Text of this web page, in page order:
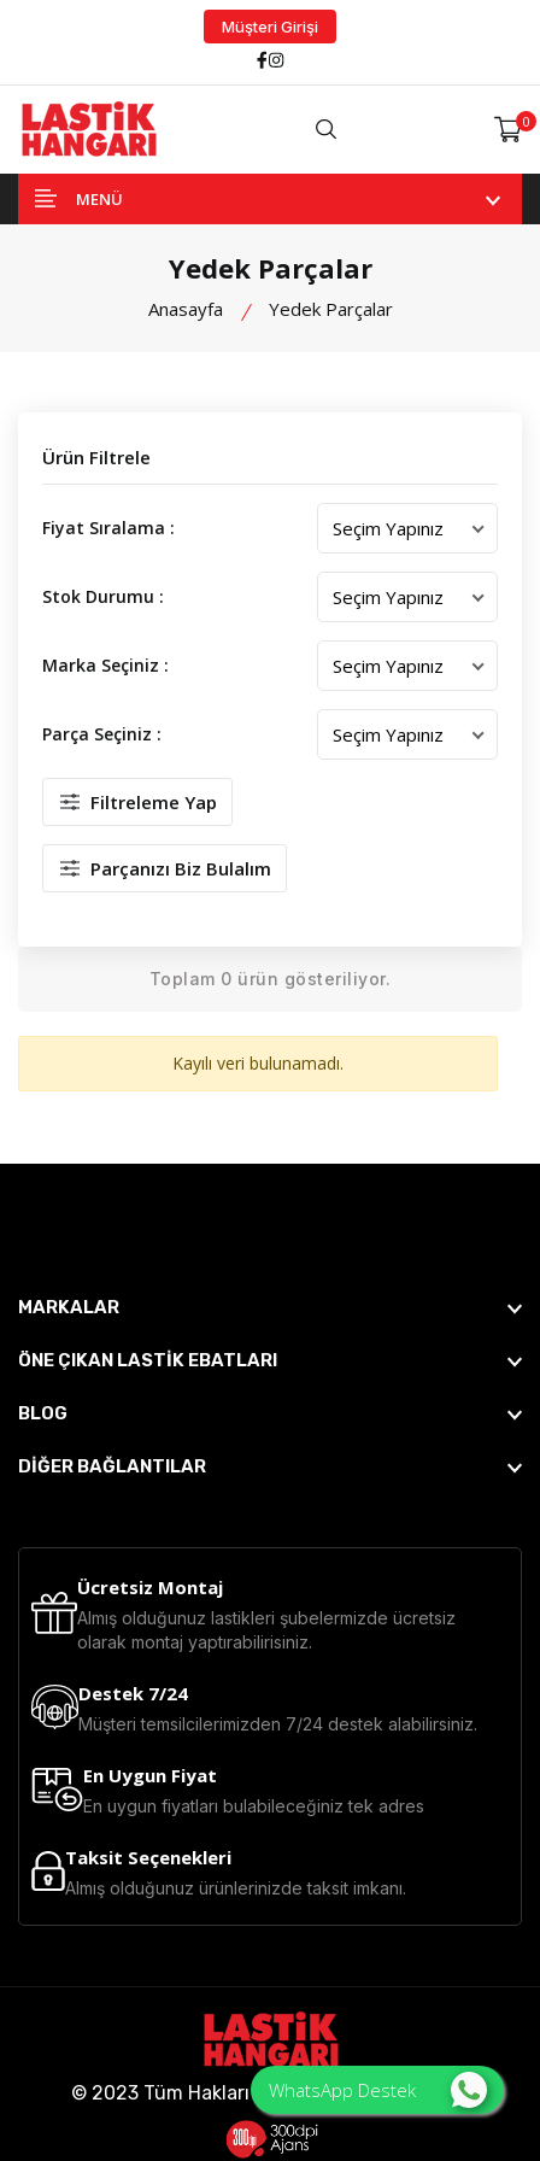
Müşteri Girişi
Facebook
Instagram
0
MENÜ
Yedek Parçalar
Anasayfa Yedek Parçalar
Ürün Filtrele
Fiyat Sıralama :
Stok Durumu :
Marka Seçiniz :
Parça Seçiniz :
Filtreleme Yap
Parçanızı Biz Bulalım
Toplam 0 ürün gösteriliyor.
Kayılı veri bulunamadı.
WhatsApp Destek
MARKALAR
ÖNE ÇIKAN LASTIK EBATLARI
BLOG
DİĞER BAĞLANTILAR
Ücretsiz Montaj
Almış olduğunuz lastikleri şubelermizde ücretsiz
olarak montaj yaptırabilirisiniz.
Destek 7/24
Müşteri temsilcilerimizden 7/24 destek alabilirsiniz.
En Uygun Fiyat
En uygun fiyatları bulabileceğiniz tek adres
Taksit Seçenekleri
Almış olduğunuz ürünlerinizde taksit imkanı.
© 2023 Tüm Hakları Saklıdır - Lastik Hangarı